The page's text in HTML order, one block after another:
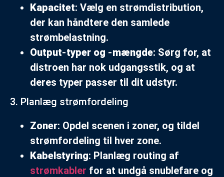
Kapacitet: Vælg en strømdistribution,
der kan håndtere den samlede
strømbelastning.
Output-typer og -mængde: Sørg for, at
distroen har nok udgangsstik, og at
deres typer passer til dit udstyr.
3. Planlæg strømfordeling
Zoner: Opdel scenen i zoner, og tildel
strømfordeling til hver zone.
Kabelstyring: Planlæg routing af
strømkabler for at undgå snublefare og